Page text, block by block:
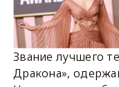
Звание лучшего
Дракона»,